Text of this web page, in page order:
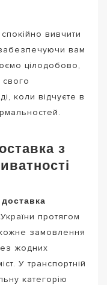
вивчити
забезпечуючи вам
цілодобово,
коли відчуєте в
з
протягом
замовлення
жодних
У транспортній
категорію